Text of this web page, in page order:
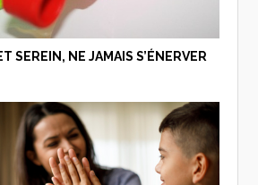
SEREIN, NE JAMAIS S’ÉNERVER